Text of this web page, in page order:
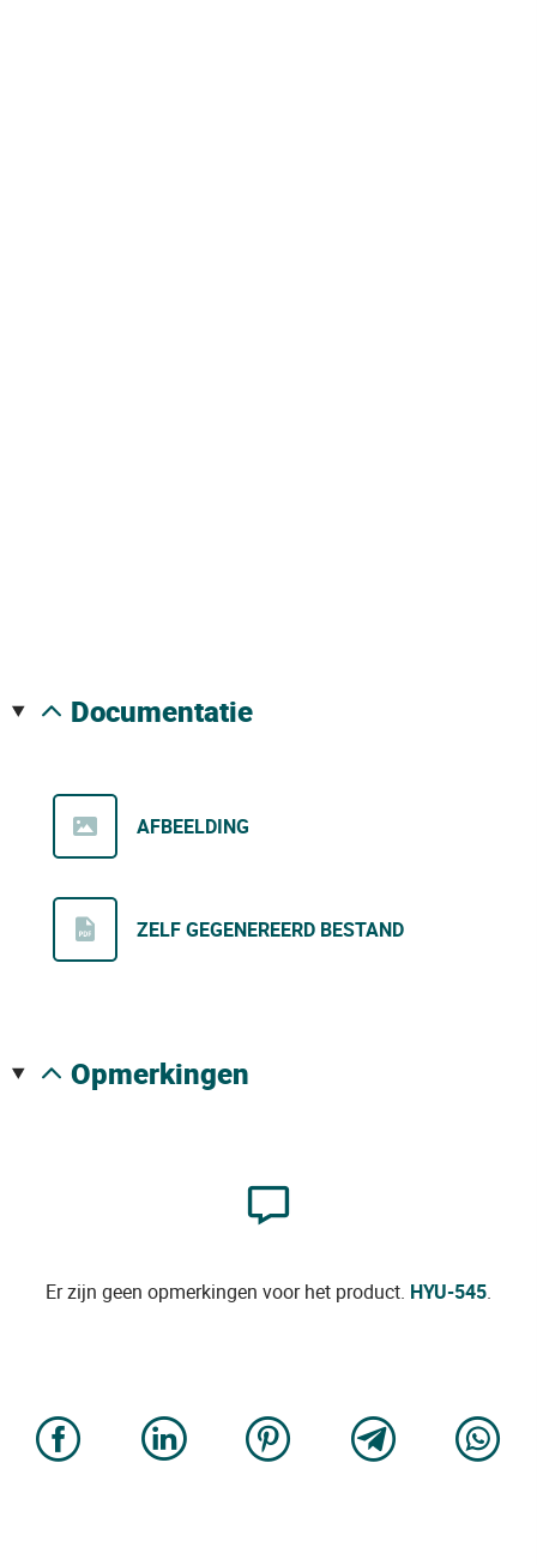
documentatie
AFBEELDING
ZELF GEGENEREERD BESTAND
opmerkingen
Er zijn geen opmerkingen voor het product. HYU-545.